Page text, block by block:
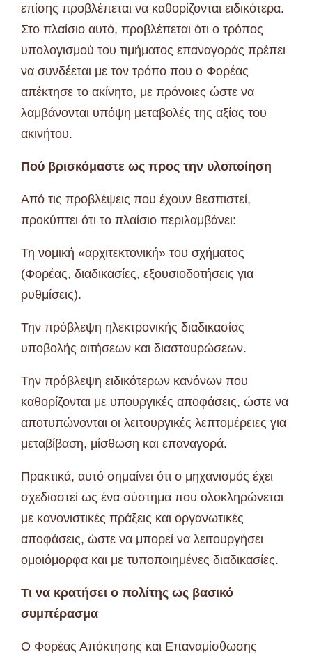
επίσης προβλέπεται να καθορίζονται ειδικότερα.
Στο πλαίσιο αυτό, προβλέπεται ότι ο τρόπος
υπολογισμού του τιμήματος επαναγοράς πρέπει
να συνδέεται με τον τρόπο που ο Φορέας
απέκτησε το ακίνητο, με πρόνοιες ώστε να
λαμβάνονται υπόψη μεταβολές της αξίας του
ακινήτου.
Πού βρισκόμαστε ως προς την υλοποίηση
Από τις προβλέψεις που έχουν θεσπιστεί,
προκύπτει ότι το πλαίσιο περιλαμβάνει:
Τη νομική «αρχιτεκτονική» του σχήματος
(Φορέας, διαδικασίες, εξουσιοδοτήσεις για
ρυθμίσεις).
Την πρόβλεψη ηλεκτρονικής διαδικασίας
υποβολής αιτήσεων και διασταυρώσεων.
Την πρόβλεψη ειδικότερων κανόνων που
καθορίζονται με υπουργικές αποφάσεις, ώστε να
αποτυπώνονται οι λειτουργικές λεπτομέρειες για
μεταβίβαση, μίσθωση και επαναγορά.
Πρακτικά, αυτό σημαίνει ότι ο μηχανισμός έχει
σχεδιαστεί ως ένα σύστημα που ολοκληρώνεται
με κανονιστικές πράξεις και οργανωτικές
αποφάσεις, ώστε να μπορεί να λειτουργήσει
ομοιόμορφα και με τυποποιημένες διαδικασίες.
Τι να κρατήσει ο πολίτης ως βασικό
συμπέρασμα
Ο Φορέας Απόκτησης και Επαναμίσθωσης